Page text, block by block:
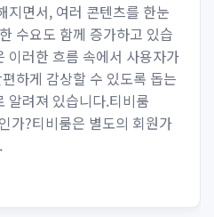
면서, 여러 콘텐츠를 한눈
수요도 함께 증가하고 있습
이러한 흐름 속에서 사용자가
하게 감상할 수 있도록 돕는
알려져 있습니다.티비룸
가?티비룸은 별도의 회원가